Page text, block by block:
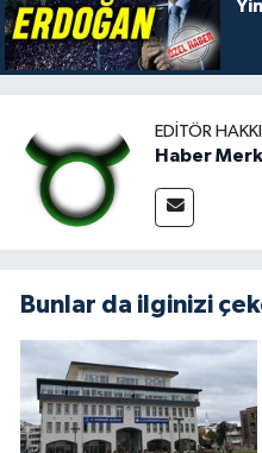
EDITÖR
Haber
Bunlar da ilginizi